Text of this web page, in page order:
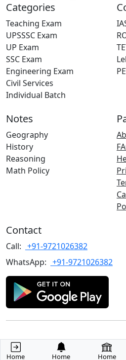
Categories
Teaching Exam
UPSSSC Exam
UP Exam
SSC Exam
Engineering Exam
Civil Services
Individual Batch
Notes
Geography
History
Reasoning
Math Policy
Contact
Call: +91-9721026382
WhatsApp: +91-9721026382
Copyrights©2022 TARGET with
Home Home Home